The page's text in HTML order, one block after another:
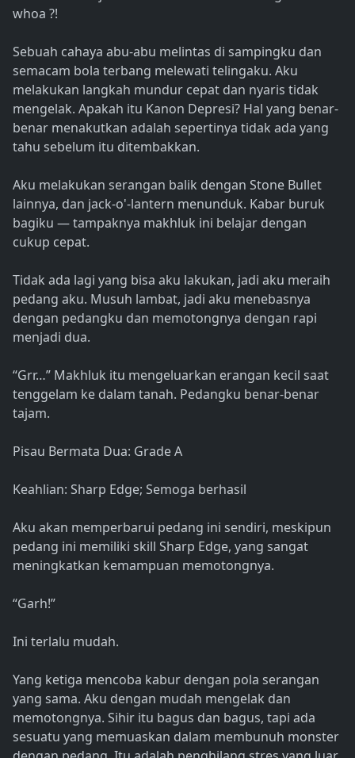
whoa ?!
Sebuah cahaya abu-abu melintas di sampingku dan
semacam bola terbang melewati telingaku. Aku
melakukan langkah mundur cepat dan nyaris tidak
mengelak. Apakah itu Kanon Depresi? Hal yang benar-
benar menakutkan adalah sepertinya tidak ada yang
tahu sebelum itu ditembakkan.
Aku melakukan serangan balik dengan Stone Bullet
lainnya, dan jack-o'-lantern menunduk. Kabar buruk
bagiku — tampaknya makhluk ini belajar dengan
cukup cepat.
Tidak ada lagi yang bisa aku lakukan, jadi aku meraih
pedang aku. Musuh lambat, jadi aku menebasnya
dengan pedangku dan memotongnya dengan rapi
menjadi dua.
“Grr…” Makhluk itu mengeluarkan erangan kecil saat
tenggelam ke dalam tanah. Pedangku benar-benar
tajam.
Pisau Bermata Dua: Grade A
Keahlian: Sharp Edge; Semoga berhasil
Aku akan memperbarui pedang ini sendiri, meskipun
pedang ini memiliki skill Sharp Edge, yang sangat
meningkatkan kemampuan memotongnya.
“Garh!”
Ini terlalu mudah.
Yang ketiga mencoba kabur dengan pola serangan
yang sama. Aku dengan mudah mengelak dan
memotongnya. Sihir itu bagus dan bagus, tapi ada
sesuatu yang memuaskan dalam membunuh monster